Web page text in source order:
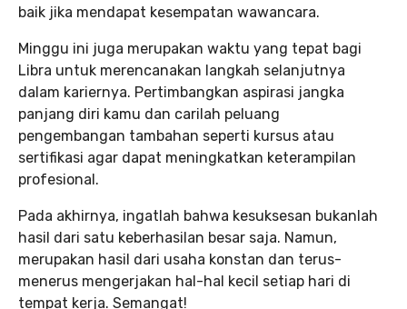
baik jika mendapat kesempatan wawancara.
Minggu ini juga merupakan waktu yang tepat bagi
Libra untuk merencanakan langkah selanjutnya
dalam kariernya. Pertimbangkan aspirasi jangka
panjang diri kamu dan carilah peluang
pengembangan tambahan seperti kursus atau
sertifikasi agar dapat meningkatkan keterampilan
profesional.
Pada akhirnya, ingatlah bahwa kesuksesan bukanlah
hasil dari satu keberhasilan besar saja. Namun,
merupakan hasil dari usaha konstan dan terus-
menerus mengerjakan hal-hal kecil setiap hari di
tempat kerja. Semangat!